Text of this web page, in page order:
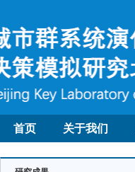
首页 关于我们